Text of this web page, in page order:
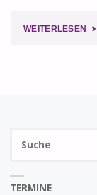
WEITERLESEN
TERMINE